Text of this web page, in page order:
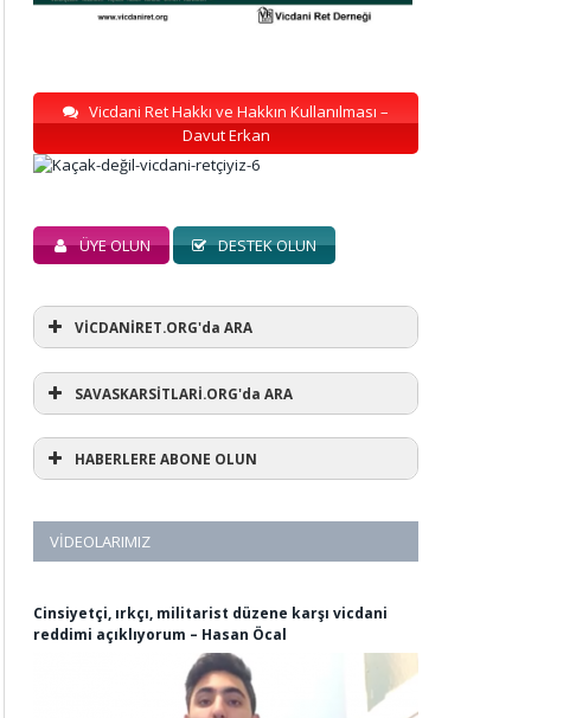
Vicdani Ret Hakkı ve Hakkın Kullanılması –
Davut Erkan
ÜYE OLUN DESTEK OLUN
VİCDANİRET.ORG'da ARA
SAVASKARSİTLARİ.ORG'da ARA
HABERLERE ABONE OLUN
VIDEOLARIMIZ
Cinsiyetçi, ırkçı, militarist düzene karşı vicdani
reddimi açıklıyorum – Hasan Öcal